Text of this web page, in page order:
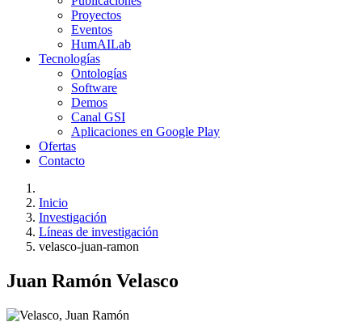
Proyectos
Eventos
HumAILab
Tecnologías
Ontologías
Software
Demos
Canal GSI
Aplicaciones en Google Play
Ofertas
Contacto
Inicio
Investigación
Líneas de investigación
velasco-juan-ramon
Juan Ramón Velasco